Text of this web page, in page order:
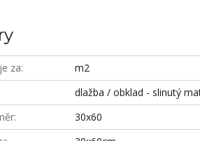
za
m2
dlažba / obklad - slinutý
30x60